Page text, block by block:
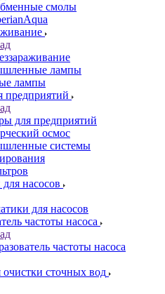
смолы
лампы
лампы
предприятий
для предприятий
осмос
системы
насосов
для насосов
частоты насоса
частоты насоса
сточных вод